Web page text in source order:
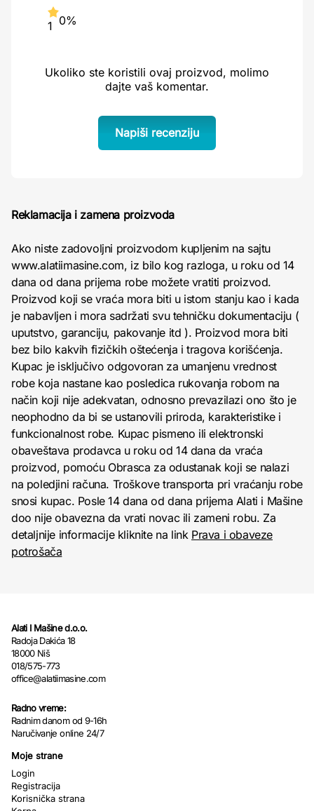
1 0%
Ukoliko ste koristili ovaj proizvod, molimo
dajte vaš komentar.
Napiši recenziju
Reklamacija i zamena proizvoda
Ako niste zadovoljni proizvodom kupljenim na sajtu
www.alatiimasine.com, iz bilo kog razloga, u roku od 14
dana od dana prijema robe možete vratiti proizvod.
Proizvod koji se vraća mora biti u istom stanju kao i kada
je nabavljen i mora sadržati svu tehničku dokumentaciju (
uputstvo, garanciju, pakovanje itd ). Proizvod mora biti
bez bilo kakvih fizičkih oštećenja i tragova korišćenja.
Kupac je isključivo odgovoran za umanjenu vrednost
robe koja nastane kao posledica rukovanja robom na
način koji nije adekvatan, odnosno prevazilazi ono što je
neophodno da bi se ustanovili priroda, karakteristike i
funkcionalnost robe. Kupac pismeno ili elektronski
obaveštava prodavca u roku od 14 dana da vraća
proizvod, pomoću Obrasca za odustanak koji se nalazi
na poledjini računa. Troškove transporta pri vraćanju robe
snosi kupac. Posle 14 dana od dana prijema Alati i Mašine
doo nije obavezna da vrati novac ili zameni robu. Za
detaljnije informacije kliknite na link Prava i obaveze
potrošača
Alati I Mašine d.o.o.
Radoja Dakića 18
18000 Niš
018/575-773
office@alatiimasine.com
Radno vreme:
Radnim danom od 9-16h
Naručivanje online 24/7
Moje strane
Login
Registracija
Korisnička strana